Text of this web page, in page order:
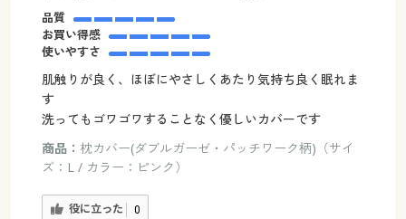
品質
お買い得感
使いやすさ
肌触りが良く、ほぼにやさしくあたり気持ち良く眠れま
す
洗ってもゴワゴワすることなく優しいカバーです
商品： 枕カバー(ダブルガーゼ・パッチワーク柄)（サイ
ズ：L / カラー：ピンク）
役に立った 0